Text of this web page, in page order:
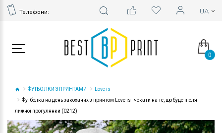
Телефони:
0
ФУТБОЛКИ З ПРИНТАМИ
Love is
Футболка на день закоханих з принтом Love is - чекати на те, що буде після
лижної прогулянки (0212)